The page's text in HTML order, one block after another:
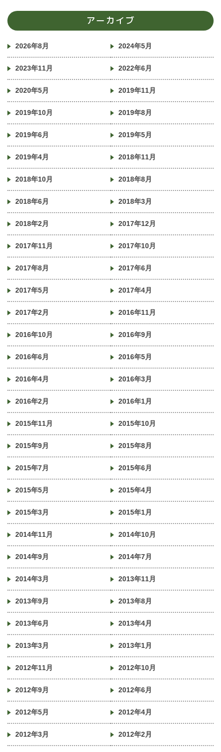
アーカイブ
2026年8月 2024年5月
2023年11月 2022年6月
2020年5月 2019年11月
2019年10月 2019年8月
2019年6月 2019年5月
2019年4月 2018年11月
2018年10月 2018年8月
2018年6月 2018年3月
2018年2月 2017年12月
2017年11月 2017年10月
2017年8月 2017年6月
2017年5月 2017年4月
2017年2月 2016年11月
2016年10月 2016年9月
2016年6月 2016年5月
2016年4月 2016年3月
2016年2月 2016年1月
2015年11月 2015年10月
2015年9月 2015年8月
2015年7月 2015年6月
2015年5月 2015年4月
2015年3月 2015年1月
2014年11月 2014年10月
2014年9月 2014年7月
2014年3月 2013年11月
2013年9月 2013年8月
2013年6月 2013年4月
2013年3月 2013年1月
2012年11月 2012年10月
2012年9月 2012年6月
2012年5月 2012年4月
2012年3月 2012年2月